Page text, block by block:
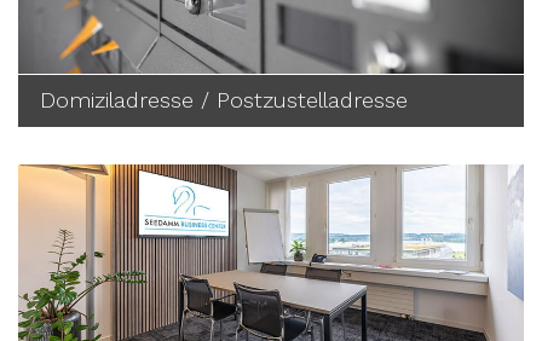
Domiziladresse / Postzustelladresse